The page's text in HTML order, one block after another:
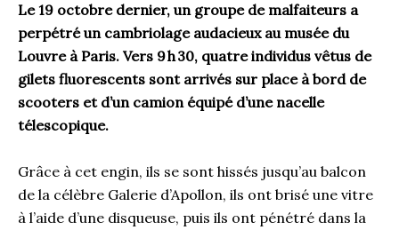
Le 19 octobre dernier, un groupe de malfaiteurs a
perpétré un cambriolage audacieux au musée du
Louvre à Paris. Vers 9 h 30, quatre individus vêtus de
gilets fluorescents sont arrivés sur place à bord de
scooters et d’un camion équipé d’une nacelle
télescopique.
Grâce à cet engin, ils se sont hissés jusqu’au balcon
de la célèbre Galerie d’Apollon, ils ont brisé une vitre
à l’aide d’une disqueuse, puis ils ont pénétré dans la